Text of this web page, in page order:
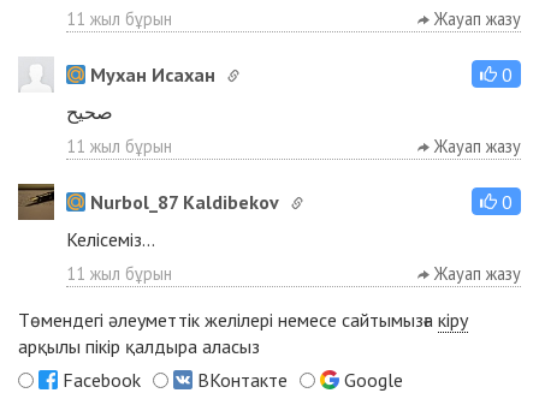
11 жыл бұрын Жауап жазу
Мухан Исахан
0
صحيح
11 жыл бұрын Жауап жазу
Nurbol_87 Kaldibekov
0
Келісеміз...
11 жыл бұрын Жауап жазу
Төмендегі әлеуметтік желілері немесе сайтымызға кіру
арқылы пікір қалдыра аласыз
Facebook
ВКонтакте
Google